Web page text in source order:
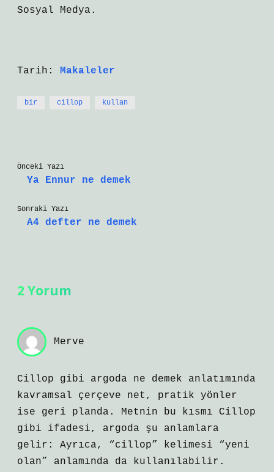
Sosyal Medya.
Tarih: Makaleler
bir cillop kullan
Önceki Yazı
Ya Ennur ne demek
Sonraki Yazı
A4 defter ne demek
2 Yorum
Merve
Cillop gibi argoda ne demek anlatımında
kavramsal çerçeve net, pratik yönler
ise geri planda. Metnin bu kısmı Cillop
gibi ifadesi, argoda şu anlamlara
gelir: Ayrıca, “cillop” kelimesi “yeni
olan” anlamında da kullanılabilir.